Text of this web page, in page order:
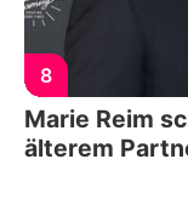
8
Marie Reim
älterem